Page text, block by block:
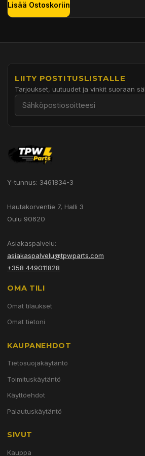
Lisää Ostoskoriin
LIITY POSTITUSLISTALLE
Tarjoukset, uutuudet ja vinkit suoraan
Y-tunnus: 3461834-3
Hautakorventie 7, Halli 3
Oulu 90620
Asiakaspalvelu:
asiakaspalvelu@tpwparts.com
+358 449011828
OMA TILI
Omat tilaukset
Omat tietoni
KAUPANEHDOT
Tietosuojakäytäntö
Toimituskäytäntö
Käyttöehdot
Palautuskäytäntö
SIVUT
Kauppa